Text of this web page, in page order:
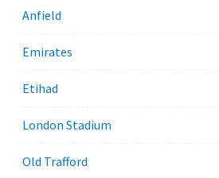
Anfield
Emirates
Etihad
London Stadium
Old Trafford